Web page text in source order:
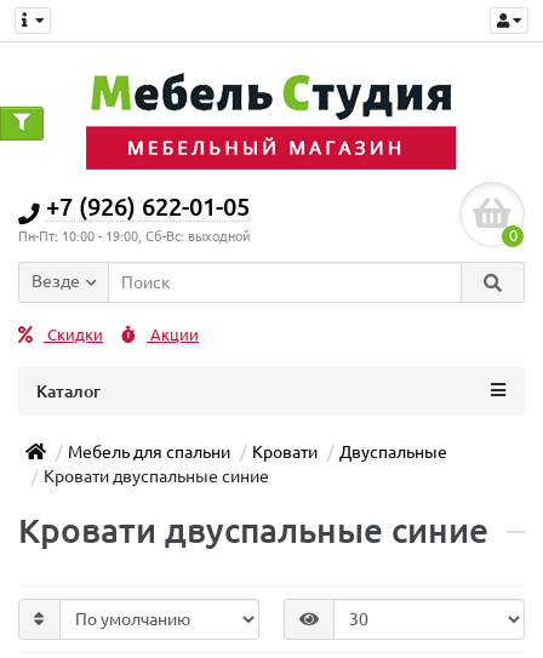
+7 (926) 622-01-05
Пн-Пт: 10:00 - 19:00, Сб-Вс: выходной 0
Везде
Скидки Акции
Каталог
Мебель для спальни Кровати
Двуспальные
Кровати двуспальные синие
Кровати двуспальные синие